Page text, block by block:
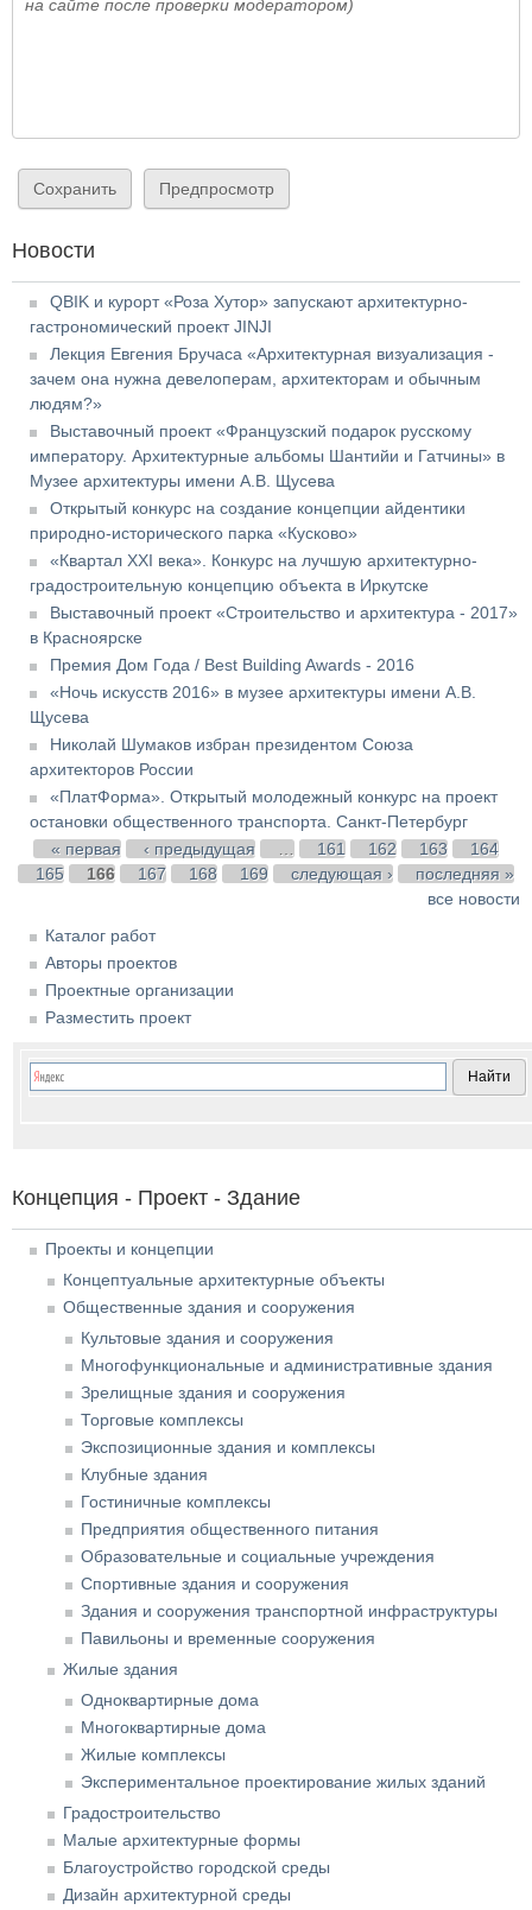
на сайте после проверки модератором)
Новости
QBIK и курорт «Роза Хутор» запускают архитектурно-
гастрономический проект JINJI
Лекция Евгения Бручаса «Архитектурная визуализация -
зачем она нужна девелоперам, архитекторам и обычным
людям?»
Выставочный проект «Французский подарок русскому
императору. Архитектурные альбомы Шантийи и Гатчины» в
Музее архитектуры имени А.В. Щусева
Открытый конкурс на создание концепции айдентики
природно-исторического парка «Кусково»
«Квартал XXI века». Конкурс на лучшую архитектурно-
градостроительную концепцию объекта в Иркутске
Выставочный проект «Строительство и архитектура - 2017»
в Красноярске
Премия Дом Года / Best Building Awards - 2016
«Ночь искусств 2016» в музее архитектуры имени А.В.
Щусева
Николай Шумаков избран президентом Союза
архитекторов России
«ПлатФорма». Открытый молодежный конкурс на проект
остановки общественного транспорта. Санкт-Петербург
Страницы
« первая ‹ предыдущая … 161 162 163
164
165
166 167 168 169 следующая ›
последняя »
все новости
Каталог работ
Авторы проектов
Проектные организации
Разместить проект
Концепция - Проект - Здание
Проекты и концепции
Концептуальные архитектурные объекты
Общественные здания и сооружения
Культовые здания и сооружения
Многофункциональные и административные здания
Зрелищные здания и сооружения
Торговые комплексы
Экспозиционные здания и комплексы
Клубные здания
Гостиничные комплексы
Предприятия общественного питания
Образовательные и социальные учреждения
Спортивные здания и сооружения
Здания и сооружения транспортной инфраструктуры
Павильоны и временные сооружения
Жилые здания
Одноквартирные дома
Многоквартирные дома
Жилые комплексы
Экспериментальное проектирование жилых зданий
Градостроительство
Малые архитектурные формы
Благоустройство городской среды
Дизайн архитектурной среды